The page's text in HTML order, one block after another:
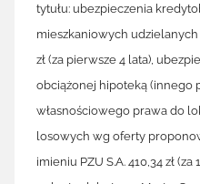
tytułu: ubezpieczenia
mieszkaniowych udzielanych
zł (za pierwsze 4 lata),
obciążonej hipoteką (innego
własnościowego prawa do
losowych wg oferty
imieniu PZU S.A. 410,34 zł